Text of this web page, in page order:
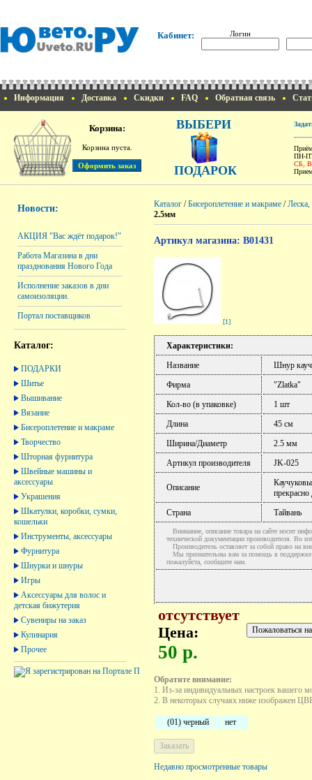
Кабинет: Логин
Информация Доставка Скидки FAQ Обратная связь
Корзина:
Корзина пуста.
ВЫБЕРИ
ПОДАРОК
ПН-
СБ,
Новости:
АКЦИЯ "Вас ждёт подарок!"
Работа Магазина в дни
празднования Нового Года
Исполнение заказов в дни
самоизоляции.
Портал поставщиков
Каталог:
ПОДАРКИ
Шитье
Вышивание
Вязание
Бисероплетение и макраме
Творчество
Шторная фурнитура
Швейные машины и
аксессуары
Украшения
Шкатулки, коробки, сумки,
кошельки
Инструменты, аксессуары
Фурнитура
Шнурки и шнуры
Игры
Аксессуары для волос и
детская бижутерия
Сувениры на заказ
Кулинария
Прочее
Каталог /Бисероплетение и макраме /
2.5мм
Артикул магазина: B01431
[1]
Характеристики:
Название
Шнур
Фирма
"Zlatka"
Кол-во (в упаковке)
1 шт
Длина
45 см
Ширина/Диаметр
2.5 мм
Артикул производителя
JK-025
Описание
Страна
Тайвань
Внимание, описание товара на сайте носит
технической документации производителя. Во
Производитель оставляет за собой право на
Мы признательны вам за помощь в поддержке
пожалуйста, сообщите нам.
отсутствует
Цена:
50 р.
Обратите внимание:
1. Из-за индивидуальных настроек вашего
2. В некоторых случаях ниже изображен
(01) черный нет
Недавно просмотренные товары